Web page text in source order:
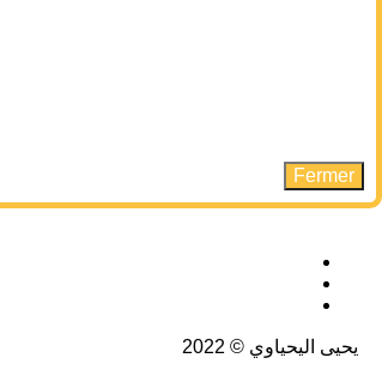
Fermer
يحيى اليحياوي © 2022